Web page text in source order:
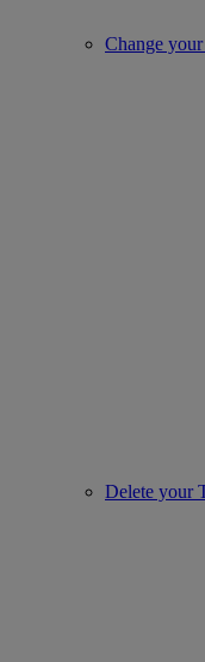
Change
Delete your